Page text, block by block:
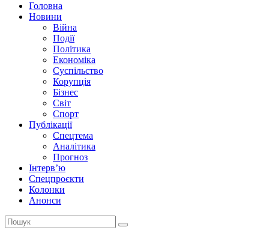
Головна
Новини
Війна
Події
Політика
Економіка
Суспільство
Корупція
Бізнес
Світ
Спорт
Публікації
Спецтема
Аналітика
Прогноз
Інтерв’ю
Спецпроєкти
Колонки
Анонси